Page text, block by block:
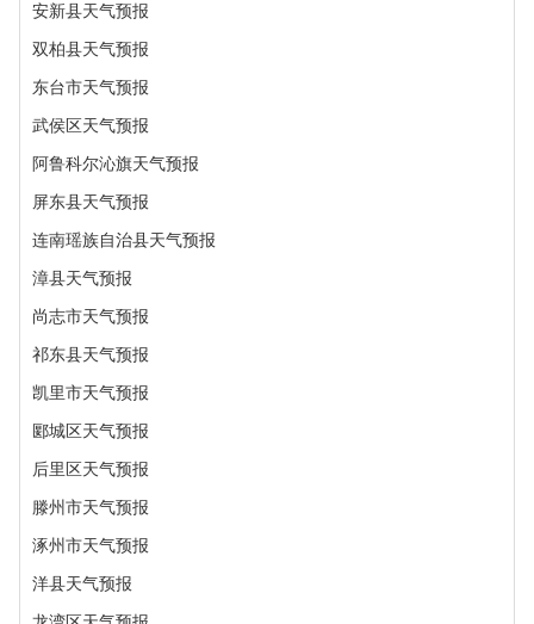
安新县天气预报
双柏县天气预报
东台市天气预报
武侯区天气预报
阿鲁科尔沁旗天气预报
屏东县天气预报
连南瑶族自治县天气预报
漳县天气预报
尚志市天气预报
祁东县天气预报
凯里市天气预报
郾城区天气预报
后里区天气预报
滕州市天气预报
涿州市天气预报
洋县天气预报